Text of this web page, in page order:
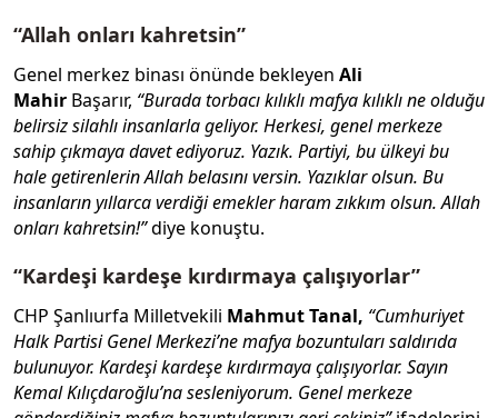
“Allah onları kahretsin”
Genel merkez binası önünde bekleyen Ali
Mahir Başarır, “Burada torbacı kılıklı mafya kılıklı ne olduğu
belirsiz silahlı insanlarla geliyor. Herkesi, genel merkeze
sahip çıkmaya davet ediyoruz. Yazık. Partiyi, bu ülkeyi bu
hale getirenlerin Allah belasını versin. Yazıklar olsun. Bu
insanların yıllarca verdiği emekler haram zıkkım olsun. Allah
onları kahretsin!”diye konuştu.
“Kardeşi kardeşe kırdırmaya çalışıyorlar”
CHP Şanlıurfa Milletvekili Mahmut Tanal, “Cumhuriyet
Halk Partisi Genel Merkezi’ne mafya bozuntuları saldırıda
bulunuyor. Kardeşi kardeşe kırdırmaya çalışıyorlar. Sayın
Kemal Kılıçdaroğlu’na sesleniyorum. Genel merkeze